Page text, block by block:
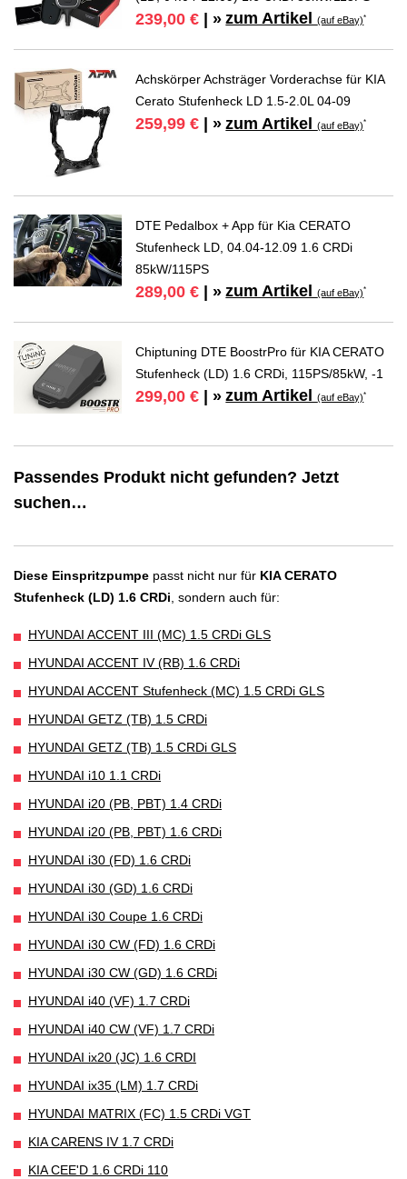
239,00 € | » zum Artikel(auf eBay)*
Achskörper Achsträger Vorderachse für KIA
Cerato Stufenheck LD 1.5-2.0L 04-09
259,99 € | » zum Artikel(auf eBay)*
DTE Pedalbox + App für Kia CERATO
Stufenheck LD, 04.04-12.09 1.6 CRDi
85kW/115PS
289,00 € | » zum Artikel(auf eBay)*
Chiptuning DTE BoostrPro für KIA CERATO
Stufenheck (LD) 1.6 CRDi, 115PS/85kW, -1
299,00 € | » zum Artikel(auf eBay)*
Passendes Produkt nicht gefunden? Jetzt
suchen…
Diese Einspritzpumpe passt nicht nur für KIA CERATO
Stufenheck (LD) 1.6 CRDi , sondern auch für:
HYUNDAI ACCENT III (MC) 1.5 CRDi GLS
HYUNDAI ACCENT IV (RB) 1.6 CRDi
HYUNDAI ACCENT Stufenheck (MC) 1.5 CRDi GLS
HYUNDAI GETZ (TB) 1.5 CRDi
HYUNDAI GETZ (TB) 1.5 CRDi GLS
HYUNDAI i10 1.1 CRDi
HYUNDAI i20 (PB, PBT) 1.4 CRDi
HYUNDAI i20 (PB, PBT) 1.6 CRDi
HYUNDAI i30 (FD) 1.6 CRDi
HYUNDAI i30 (GD) 1.6 CRDi
HYUNDAI i30 Coupe 1.6 CRDi
HYUNDAI i30 CW (FD) 1.6 CRDi
HYUNDAI i30 CW (GD) 1.6 CRDi
HYUNDAI i40 (VF) 1.7 CRDi
HYUNDAI i40 CW (VF) 1.7 CRDi
HYUNDAI ix20 (JC) 1.6 CRDI
HYUNDAI ix35 (LM) 1.7 CRDi
HYUNDAI MATRIX (FC) 1.5 CRDi VGT
KIA CARENS IV 1.7 CRDi
KIA CEE'D 1.6 CRDi 110